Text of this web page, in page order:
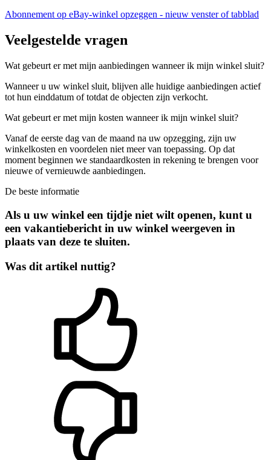
Abonnement op eBay-winkel opzeggen - nieuw venster of tabblad
Veelgestelde vragen
Wat gebeurt er met mijn aanbiedingen wanneer ik mijn winkel sluit?
Wanneer u uw winkel sluit, blijven alle huidige aanbiedingen actief
tot hun einddatum of totdat de objecten zijn verkocht.
Wat gebeurt er met mijn kosten wanneer ik mijn winkel sluit?
Vanaf de eerste dag van de maand na uw opzegging, zijn uw
winkelkosten en voordelen niet meer van toepassing. Op dat
moment beginnen we standaardkosten in rekening te brengen voor
nieuwe of vernieuwde aanbiedingen.
De beste informatie
Als u uw winkel een tijdje niet wilt openen, kunt u
een vakantiebericht in uw winkel weergeven in
plaats van deze te sluiten.
Was dit artikel nuttig?